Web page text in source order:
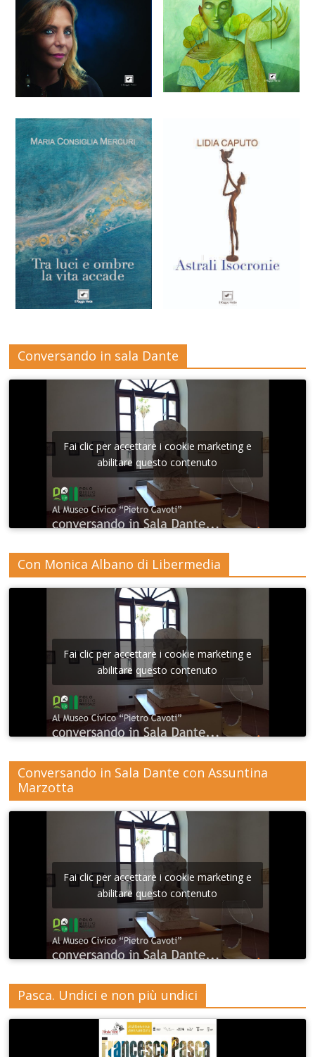
Conversando in sala Dante
Fai clic per accettare i cookie marketing e
abilitare questo contenuto
Con Monica Albano di Libermedia
Fai clic per accettare i cookie marketing e
abilitare questo contenuto
Conversando in Sala Dante con Assuntina
Marzotta
Fai clic per accettare i cookie marketing e
abilitare questo contenuto
Pasca. Undici e non più undici